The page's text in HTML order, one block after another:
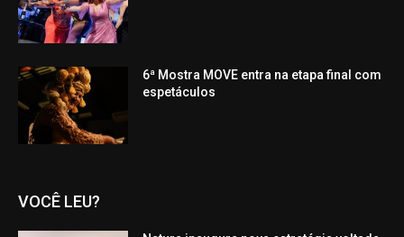
6ª Mostra MOVE entra na etapa final com
espetáculos
VOCÊ LEU?